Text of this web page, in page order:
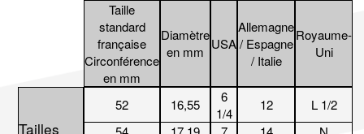
Taille
standard
française
Circonférence
en mm
Diamètre
en mm USA
Allemagne
/ Espagne
/ Italie
Royaume-
Uni
Tailles
52 16,55
6
1/4
12
L 1/2